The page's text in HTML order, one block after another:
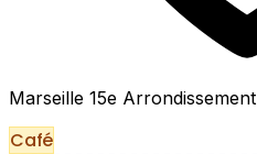
Marseille 15e Arrondissement
Café